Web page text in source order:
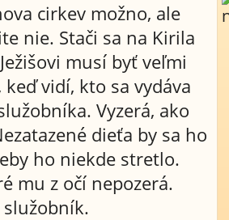
cirkev možno, ale
nie. Stači sa na Kirila
musí byť veľmi
vidí, kto sa vydáva
Vyzerá, ako
dieťa by sa ho
ho niekde stretlo.
mu z očí nepozerá.
služobník.